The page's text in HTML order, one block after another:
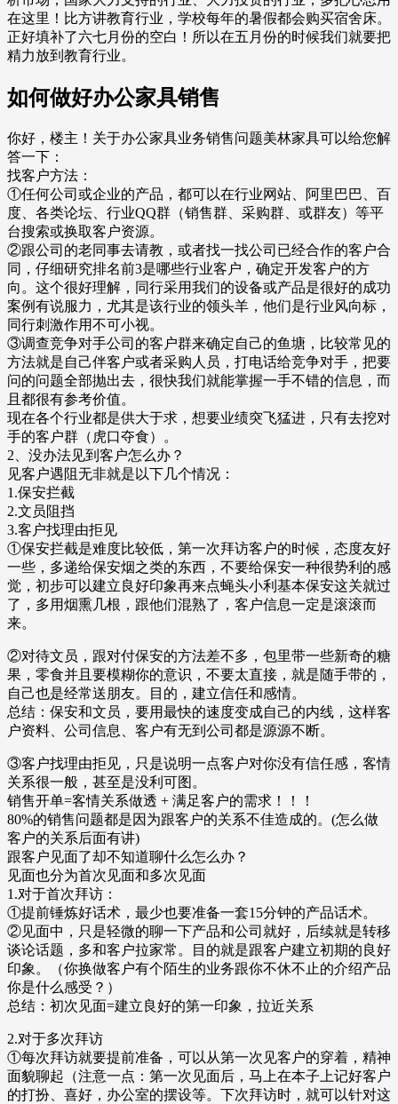
在这里！比方讲教育行业，学校每年的暑假都会购买宿舍床。
正好填补了六七月份的空白！所以在五月份的时候我们就要把
精力放到教育行业。
如何做好办公家具销售
你好，楼主！关于办公家具业务销售问题美林家具可以给您解
答一下：
找客户方法：
①任何公司或企业的产品，都可以在行业网站、阿里巴巴、百
度、各类论坛、行业QQ群（销售群、采购群、或群友）等平
台搜索或换取客户资源。
②跟公司的老同事去请教，或者找一找公司已经合作的客户合
同，仔细研究排名前3是哪些行业客户，确定开发客户的方
向。这个很好理解，同行采用我们的设备或产品是很好的成功
案例有说服力，尤其是该行业的领头羊，他们是行业风向标，
同行刺激作用不可小视。
③调查竞争对手公司的客户群来确定自己的鱼塘，比较常见的
方法就是自己伴客户或者采购人员，打电话给竞争对手，把要
问的问题全部抛出去，很快我们就能掌握一手不错的信息，而
且都很有参考价值。
现在各个行业都是供大于求，想要业绩突飞猛进，只有去挖对
手的客户群（虎口夺食）。
2、没办法见到客户怎么办？
见客户遇阻无非就是以下几个情况：
1.保安拦截
2.文员阻挡
3.客户找理由拒见
①保安拦截是难度比较低，第一次拜访客户的时候，态度友好
一些，多递给保安烟之类的东西，不要给保安一种很势利的感
觉，初步可以建立良好印象再来点蝇头小利基本保安这关就过
了，多用烟熏几根，跟他们混熟了，客户信息一定是滚滚而
来。
②对待文员，跟对付保安的方法差不多，包里带一些新奇的糖
果，零食并且要模糊你的意识，不要太直接，就是随手带的，
自己也是经常送朋友。目的，建立信任和感情。
总结：保安和文员，要用最快的速度变成自己的内线，这样客
户资料、公司信息、客户有无到公司都是源源不断。
③客户找理由拒见，只是说明一点客户对你没有信任感，客情
关系很一般，甚至是没利可图。
销售开单=客情关系做透 + 满足客户的需求！！！
80%的销售问题都是因为跟客户的关系不佳造成的。(怎么做
客户的关系后面有讲)
跟客户见面了却不知道聊什么怎么办？
见面也分为首次见面和多次见面
1.对于首次拜访：
①提前锤炼好话术，最少也要准备一套15分钟的产品话术。
②见面中，只是轻微的聊一下产品和公司就好，后续就是转移
谈论话题，多和客户拉家常。目的就是跟客户建立初期的良好
印象。（你换做客户有个陌生的业务跟你不休不止的介绍产品
你是什么感受？）
总结：初次见面=建立良好的第一印象，拉近关系
2.对于多次拜访
①每次拜访就要提前准备，可以从第一次见客户的穿着，精神
面貌聊起（注意一点：第一次见面后，马上在本子上记好客户
的打扮、喜好，办公室的摆设等。下次拜访时，就可以针对这